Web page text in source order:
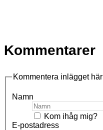
Kommentarer
Kommentera inlägget här
Namn
Kom ihåg mig?
E-postadress